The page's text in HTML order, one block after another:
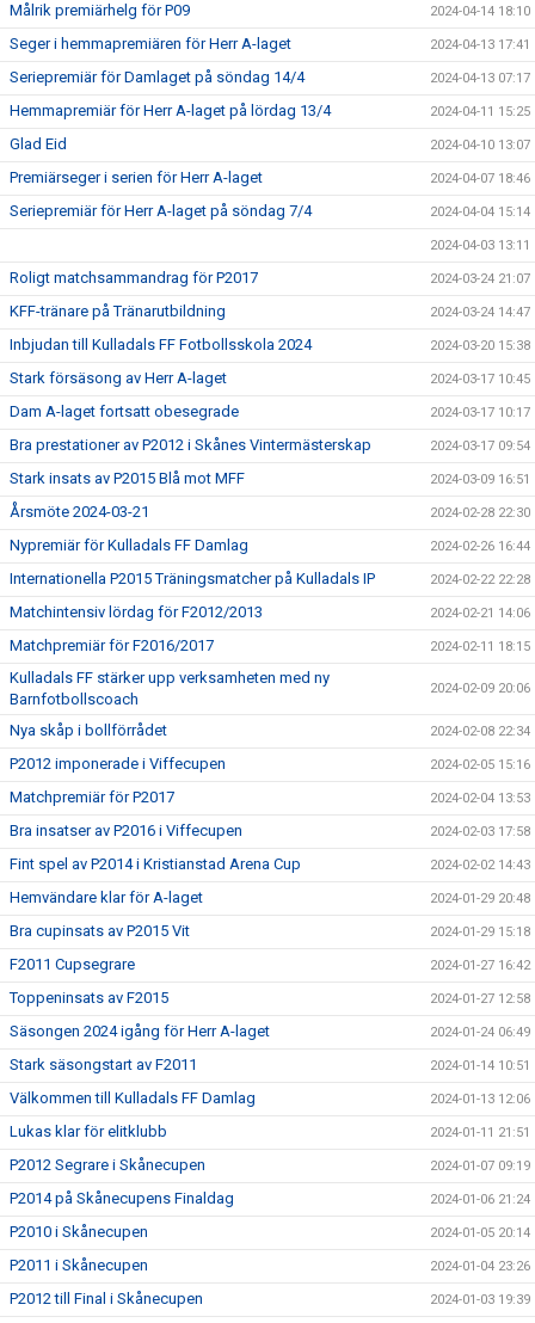
Målrik premiärhelg för P09 2024-04-14 18:10
Seger i hemmapremiären för Herr A-laget 2024-04-13 17:41
Seriepremiär för Damlaget på söndag 14/4 2024-04-13 07:17
Hemmapremiär för Herr A-laget på lördag 13/4 2024-04-11 15:25
Glad Eid 2024-04-10 13:07
Premiärseger i serien för Herr A-laget 2024-04-07 18:46
Seriepremiär för Herr A-laget på söndag 7/4 2024-04-04 15:14
2024-04-03 13:11
Roligt matchsammandrag för P2017 2024-03-24 21:07
KFF-tränare på Tränarutbildning 2024-03-24 14:47
Inbjudan till Kulladals FF Fotbollsskola 2024 2024-03-20 15:38
Stark försäsong av Herr A-laget 2024-03-17 10:45
Dam A-laget fortsatt obesegrade 2024-03-17 10:17
Bra prestationer av P2012 i Skånes Vintermästerskap 2024-03-17 09:54
Stark insats av P2015 Blå mot MFF 2024-03-09 16:51
Årsmöte 2024-03-21 2024-02-28 22:30
Nypremiär för Kulladals FF Damlag 2024-02-26 16:44
Internationella P2015 Träningsmatcher på Kulladals IP 2024-02-22 22:28
Matchintensiv lördag för F2012/2013 2024-02-21 14:06
Matchpremiär för F2016/2017 2024-02-11 18:15
Kulladals FF stärker upp verksamheten med ny
Barnfotbollscoach
2024-02-09 20:06
Nya skåp i bollförrådet 2024-02-08 22:34
P2012 imponerade i Viffecupen 2024-02-05 15:16
Matchpremiär för P2017 2024-02-04 13:53
Bra insatser av P2016 i Viffecupen 2024-02-03 17:58
Fint spel av P2014 i Kristianstad Arena Cup 2024-02-02 14:43
Hemvändare klar för A-laget 2024-01-29 20:48
Bra cupinsats av P2015 Vit 2024-01-29 15:18
F2011 Cupsegrare 2024-01-27 16:42
Toppeninsats av F2015 2024-01-27 12:58
Säsongen 2024 igång för Herr A-laget 2024-01-24 06:49
Stark säsongstart av F2011 2024-01-14 10:51
Välkommen till Kulladals FF Damlag 2024-01-13 12:06
Lukas klar för elitklubb 2024-01-11 21:51
P2012 Segrare i Skånecupen 2024-01-07 09:19
P2014 på Skånecupens Finaldag 2024-01-06 21:24
P2010 i Skånecupen 2024-01-05 20:14
P2011 i Skånecupen 2024-01-04 23:26
P2012 till Final i Skånecupen 2024-01-03 19:39